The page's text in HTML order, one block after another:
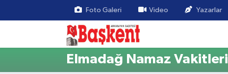
Foto Galeri Video Yazarlar
Elmadağ Namaz Vakitleri